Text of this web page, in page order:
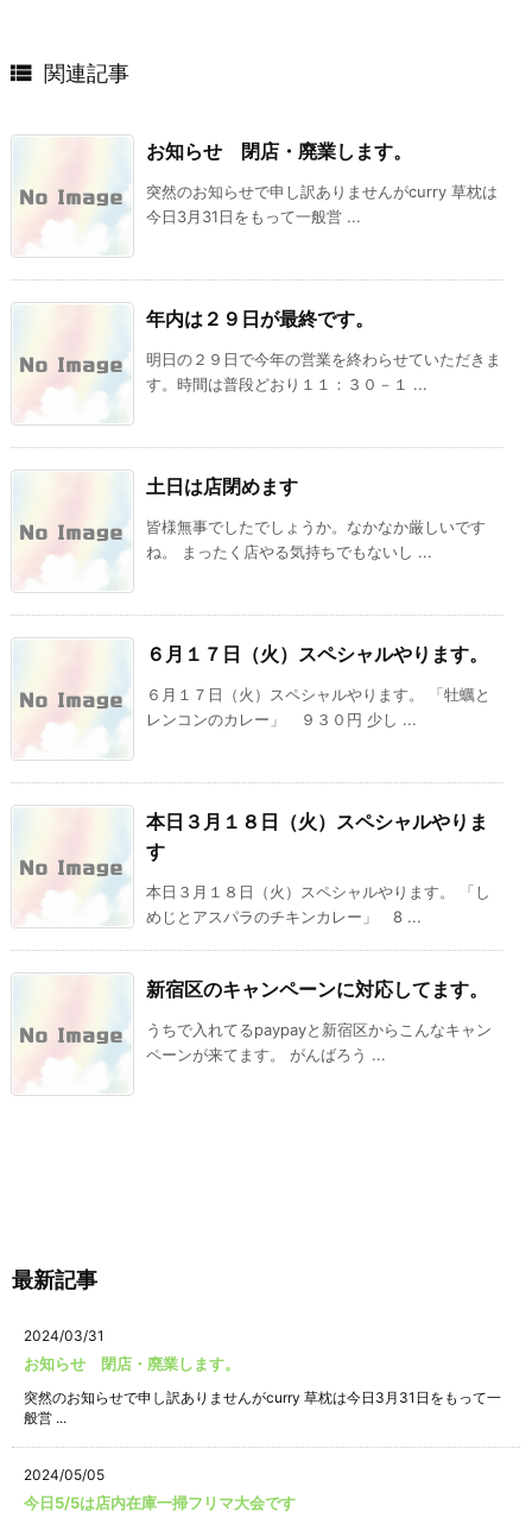
 関連記事
お知らせ 閉店・廃業します。
突然のお知らせで申し訳ありませんがcurry 草枕は
今日3月31日をもって一般営 ...
年内は２９日が最終です。
明日の２９日で今年の営業を終わらせていただきま
す。時間は普段どおり１１：３０－１ ...
土日は店閉めます
皆様無事でしたでしょうか。なかなか厳しいです
ね。 まったく店やる気持ちでもないし ...
６月１７日（火）スペシャルやります。
６月１７日（火）スペシャルやります。 「牡蠣と
レンコンのカレー」 ９３０円 少し ...
本日３月１８日（火）スペシャルやりま
す
本日３月１８日（火）スペシャルやります。 「し
めじとアスパラのチキンカレー」 8 ...
新宿区のキャンペーンに対応してます。
うちで入れてるpaypayと新宿区からこんなキャン
ペーンが来てます。 がんばろう ...
最新記事
2024/03/31
お知らせ 閉店・廃業します。
突然のお知らせで申し訳ありませんがcurry 草枕は今日3月31日をもって一
般営 ...
2024/05/05
今日5/5は店内在庫一掃フリマ大会です